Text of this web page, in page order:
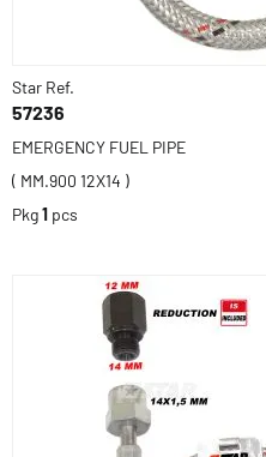
Star Ref.
57236
EMERGENCY FUEL PIPE
( MM.900 12X14 )
Pkg1 pcs